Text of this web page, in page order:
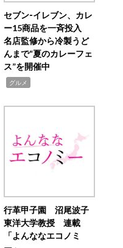
セブン‐イレブン、カレ
ー15商品を一斉投入
名店監修から冷製うど
んまで“夏のカレーフェ
ス”を開催中
グルメ
行革甲子園 沼尾波子
東洋大学教授 連載
「よんななエコノミ